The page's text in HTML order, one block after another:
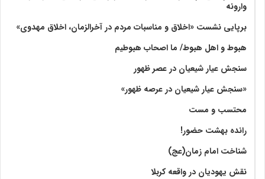
وارونه
برپایی نشست «اخلاق و مناسبات مردم در آخرالزمان، اخلاق مهدوی»
هبوط و اهل هبوط/ ما اصحاب هبوطیم
سنجش عیار شیعیان در عصر ظهور
«سنجش عیار شیعیان در عرصه ظهور»
محتسب و مست
رانده بهشت‌ حضور!
شناخت امام زمان(عج)
نقش یهودیان در واقعه کربلا